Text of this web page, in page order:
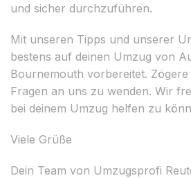
und sicher durchzuführen.
Mit unseren Tipps und unserer
bestens auf deinen Umzug von
Bournemouth vorbereitet.
Fragen an uns zu wenden. Wir
bei deinem Umzug helfen zu
Viele Grüße
Dein Team von Umzugsprofi